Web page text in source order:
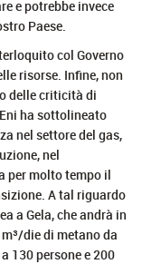
e potrebbe invece
Paese.
col Governo
risorse. Infine, non
delle criticità di
ha sottolineato
nel settore del gas,
nel
per molto tempo il
A tal riguardo
a Gela, che andrà in
die di metano da
130 persone e 200